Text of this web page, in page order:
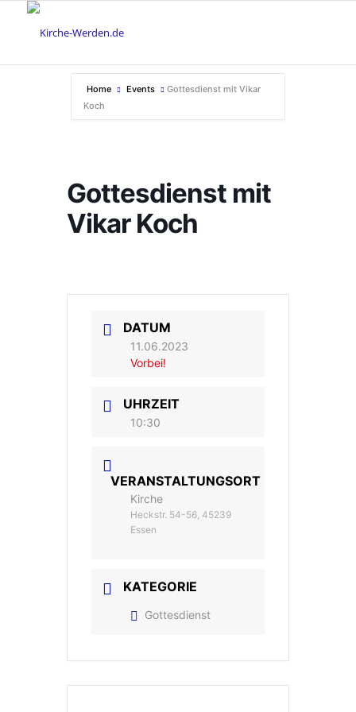
Home Events
Gottesdienst mit Vikar
Koch
Gottesdienst mit
Vikar Koch
DATUM
11.06.2023
Vorbei!
UHRZEIT
10:30
VERANSTALTUNGSORT
Kirche
Heckstr. 54-56, 45239
Essen
KATEGORIE
Gottesdienst